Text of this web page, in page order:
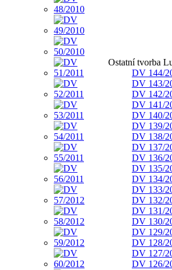
Ostatní tvorba
DV 144/
DV 143/
DV 142/
DV 141/
DV 140/
DV 139/
DV 138/
DV 137/
DV 136/
DV 135/
DV 134/
DV 133/
DV 132/
DV 131/
DV 130/
DV 129/
DV 128/
DV 127/
DV 126/